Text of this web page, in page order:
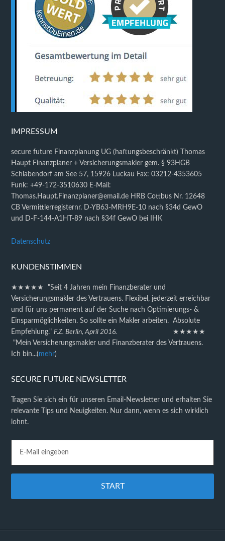
IMPRESSUM
secure future Finanzplanung UG (haftungsbeschränkt) Thomas
Haupt Finanzplaner + Versicherungsmakler gem. § 93HGB
Schlabendorf am See 57, 15926 Luckau Fax: 03212-4353605
Funk: +49-172-3510630 E-Mail:
Thomas.Haupt.Finanzplaner@email.de HRB Cottbus Nr. 12648
CB Vermittlerregisternr. D-YB63-MRH9E-10 nach §34d GewO
und D-F-144-A1HT-89 nach §34f GewO bei IHK
Datenschutz
KUNDENSTIMMEN
★★★★★ "Seit 4 Jahren mein Finanzberater und
Versicherungsmakler des Vertrauens. Flexibel, jederzeit erreichbar
und für uns permanent auf der Suche nach Optimierungs- &
Einsparmöglichkeiten. So sollte ein Makler arbeiten. Absolute
Empfehlung." F.Z. Berlin, April 2016. ★★★★★
"Mein Versicherungsmakler und Finanzberater des Vertrauens.
Ich bin...(mehr)
SECURE FUTURE NEWSLETTER
Tragen Sie sich ein für unseren Email-Newsletter und erhalten Sie
relevante Tips und Neuigkeiten. Nur dann, wenn es sich wirklich
lohnt.